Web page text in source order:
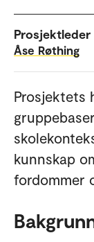
Prosjektleder
Åse Røthing
Prosjektets
kunnskap
fordommer